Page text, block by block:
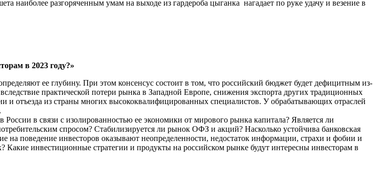
наиболее разгоряченным умам на выходе из гардероба цыганка нагадает по руке удачу и везение в
в 2023 году?»
ее глубину. При этом консенсус состоит в том, что российский бюджет будет дефицитным из-
практической потери рынка в Западной Европе, снижения экспорта других традиционных
и отъезда из страны многих высококвалифицированных специалистов. У обрабатывающих отраслей
в связи с изолированностью ее экономики от мирового рынка капитала? Является ли
спросом? Стабилизируется ли рынок ОФЗ и акций? Насколько устойчива банковская
поведение инвесторов оказывают неопределенности, недостаток информации, страхи и фобии и
Какие инвестиционные стратегии и продукты на российском рынке будут интересны инвесторам в